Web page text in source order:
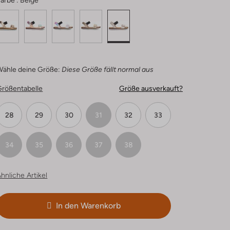
deine Größe: Diese Größe fällt normal aus
Größe ausverkauft?
28 29 30 31 32 33
34 35 36 37 38
Artikel
In den Warenkorb